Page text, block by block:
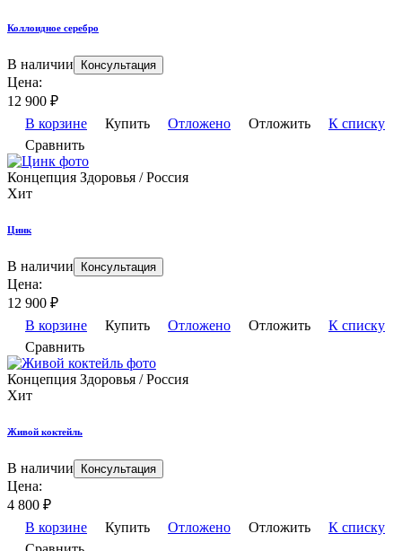
Коллоидное серебро
В наличии Консультация
Цена:
12 900 ₽
В корзине
Купить Отложено Отложить
К списку
Сравнить
Концепция Здоровья / Россия
Хит
Цинк
В наличии Консультация
Цена:
12 900 ₽
В корзине
Купить Отложено Отложить
К списку
Сравнить
Концепция Здоровья / Россия
Хит
Живой коктейль
В наличии Консультация
Цена:
4 800 ₽
В корзине
Купить Отложено Отложить
К списку